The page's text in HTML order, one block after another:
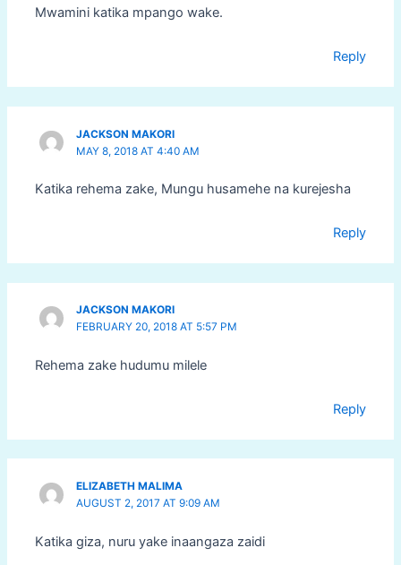
Mwamini katika mpango wake.
Reply
JACKSON MAKORI
MAY 8, 2018 AT 4:40 AM
Katika rehema zake, Mungu husamehe na kurejesha
Reply
JACKSON MAKORI
FEBRUARY 20, 2018 AT 5:57 PM
Rehema zake hudumu milele
Reply
ELIZABETH MALIMA
AUGUST 2, 2017 AT 9:09 AM
Katika giza, nuru yake inaangaza zaidi